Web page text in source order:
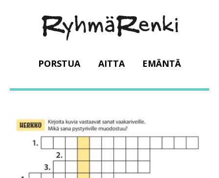
PORSTUA AITTA EMÄNTÄ